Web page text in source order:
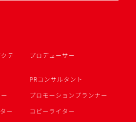
テ
プロデューサー
PRコンサルタント
プロモーションプランナー
ー
コピーライター